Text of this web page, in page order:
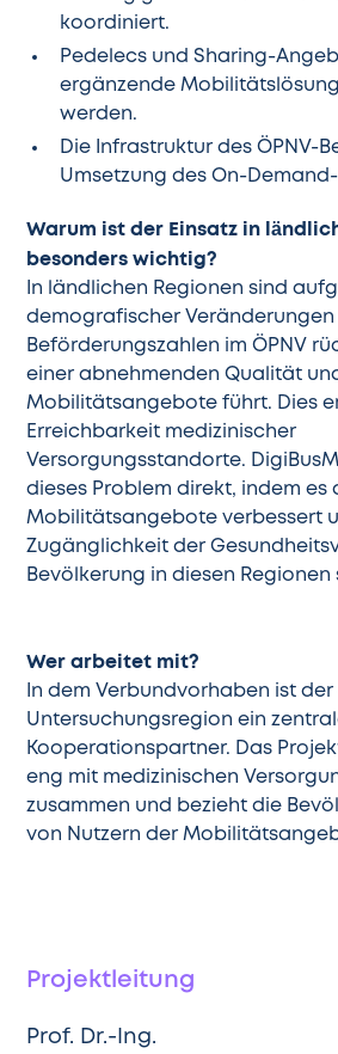
koordiniert.
Pedelecs und Sharing-
ergänzende
werden.
Die Infrastruktur des ÖPNV-
Umsetzung des On-
Warum ist der Einsatz in
besonders wichtig?
In ländlichen Regionen sind
demografischer Veränderungen
Beförderungszahlen im ÖPNV
einer abnehmenden Qualität
Mobilitätsangebote führt. Dies
Erreichbarkeit medizinischer
Versorgungsstandorte.
dieses Problem direkt, indem es
Mobilitätsangebote verbessert
Zugänglichkeit der
Bevölkerung in diesen Regionen
Wer arbeitet mit?
In dem Verbundvorhaben ist
Untersuchungsregion ein
Kooperationspartner. Das
eng mit medizinischen
zusammen und bezieht die
von Nutzern der
Projektleitung
Prof. Dr.-Ing.